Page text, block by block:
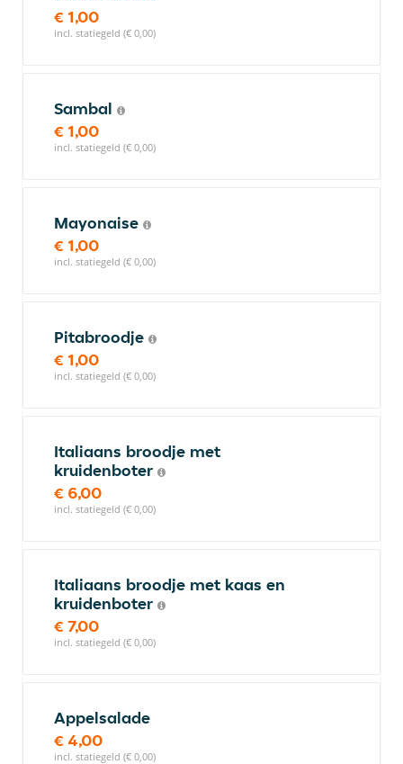
€ 1,00
incl. statiegeld (€ 0,00)
Sambal
€ 1,00
incl. statiegeld (€ 0,00)
Mayonaise
€ 1,00
incl. statiegeld (€ 0,00)
Pitabroodje
€ 1,00
incl. statiegeld (€ 0,00)
Italiaans broodje met
kruidenboter
€ 6,00
incl. statiegeld (€ 0,00)
Italiaans broodje met kaas en
kruidenboter
€ 7,00
incl. statiegeld (€ 0,00)
Appelsalade
€ 4,00
incl. statiegeld (€ 0,00)